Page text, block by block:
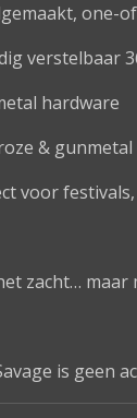
one-
verstelbaar
hardware
& gunmetal
voor
zacht… maar
is geen